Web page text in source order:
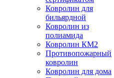
Ковролин для
бильярдной
Ковролин из
полиамида
Ковролин КМ2
Противопожарный
ковролин
Ковролин для дома